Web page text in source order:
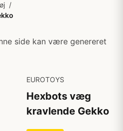
/
side kan være genereret
EUROTOYS
Hexbots væg
kravlende Gekko